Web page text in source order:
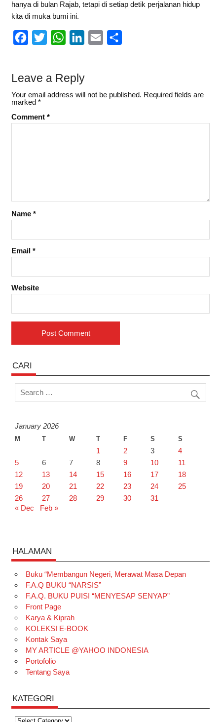
hanya di bulan Rajab, tetapi di setiap detik perjalanan hidup
kita di muka bumi ini.
e
b
o
t
t
r
W
t
s
p
e
I
l
e
Leave a Reply
Your email address will not be published. Required fields are
marked *
Comment *
Name *
Email *
Website
CARI
January 2026
M T W T F S S
1 2 3
4
5
6 7 8 9 10
11
12
13 14 15 16 17
18
19
20 21 22 23 24
25
26
27 28 29 30
31
« Dec
Feb »
HALAMAN
Buku “Membangun Negeri, Merawat Masa Depan
F.A.Q BUKU “NARSIS”
F.A.Q. BUKU PUISI “MENYESAP SENYAP”
Front Page
Karya & Kiprah
KOLEKSI E-BOOK
Kontak Saya
MY ARTICLE @YAHOO INDONESIA
Portofolio
Tentang Saya
KATEGORI
Kategori